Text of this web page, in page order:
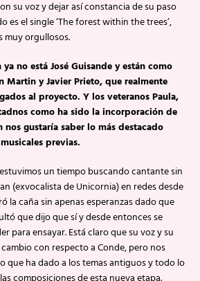
su voz y dejar así constancia de su paso
es el single ‘The forest within the trees’,
muy orgullosos.
no está José Guisande y están como
Martin y Javier Prieto, que realmente
al proyecto. Y los veteranos Paula,
como ha sido la incorporación de
gustaría saber lo más destacado
previas.
un tiempo buscando cantante sin
(exvocalista de Unicornia) en redes desde
la caña sin apenas esperanzas dado que
que dijo que sí y desde entonces se
para ensayar. Está claro que su voz y su
con respecto a Conde, pero nos
que ha dado a los temas antiguos y todo lo